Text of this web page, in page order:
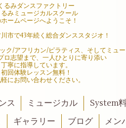
るみダンスファクトリー
るみミュージカルスクール
ームページへようこそ！
市で43年続く総合ダンススタジオ！
ク/アフリカン/ピラティス、そしてミュー
ロ志望まで、一人ひとりに寄り添い
丁寧に指導しています。
初回体験レッスン無料！
にお問い合わせください。
ス ミュージカル System
ギャラリー ブログ メン